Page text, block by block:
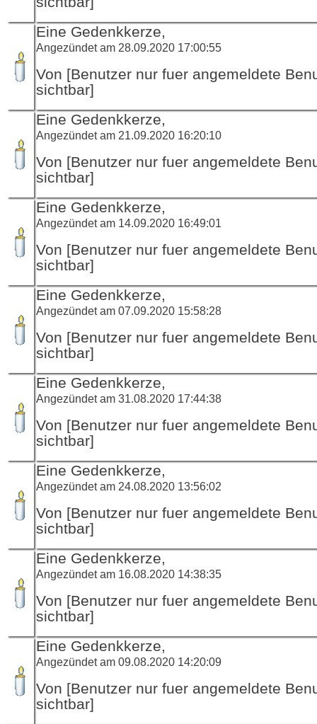
Eine Gedenkkerze,
Angezündet am 28.09.2020 17:00:55
Von [Benutzer nur fuer angemeldete
sichtbar]
Eine Gedenkkerze,
Angezündet am 21.09.2020 16:20:10
Von [Benutzer nur fuer angemeldete
sichtbar]
Eine Gedenkkerze,
Angezündet am 14.09.2020 16:49:01
Von [Benutzer nur fuer angemeldete
sichtbar]
Eine Gedenkkerze,
Angezündet am 07.09.2020 15:58:28
Von [Benutzer nur fuer angemeldete
sichtbar]
Eine Gedenkkerze,
Angezündet am 31.08.2020 17:44:38
Von [Benutzer nur fuer angemeldete
sichtbar]
Eine Gedenkkerze,
Angezündet am 24.08.2020 13:56:02
Von [Benutzer nur fuer angemeldete
sichtbar]
Eine Gedenkkerze,
Angezündet am 16.08.2020 14:38:35
Von [Benutzer nur fuer angemeldete
sichtbar]
Eine Gedenkkerze,
Angezündet am 09.08.2020 14:20:09
Von [Benutzer nur fuer angemeldete
sichtbar]